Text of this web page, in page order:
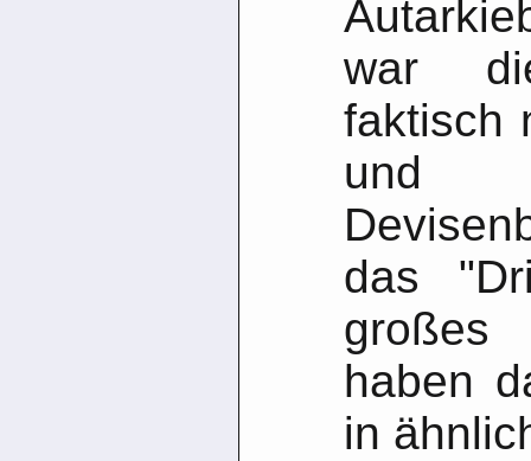
war
faktisch
das
haben
in